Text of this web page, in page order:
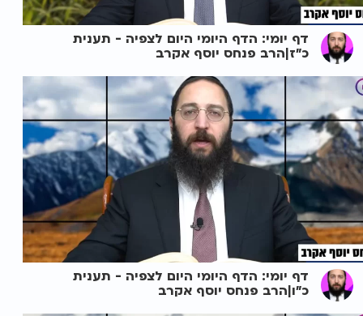
דף יומי: הדף היומי היום לצפיה - תענית
כ"ז|הרב פנחס יוסף אקרב
דף יומי: הדף היומי היום לצפיה - תענית
כ"ו|הרב פנחס יוסף אקרב